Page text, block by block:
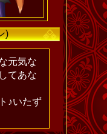
)
元気な
てあな
♪いたず